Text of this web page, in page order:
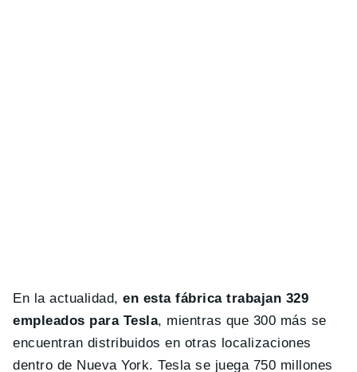
En la actualidad,en esta fábrica trabajan 329
empleados para Tesla, mientras que 300 más se
encuentran distribuidos en otras localizaciones
dentro de Nueva York. Tesla se juega 750 millones